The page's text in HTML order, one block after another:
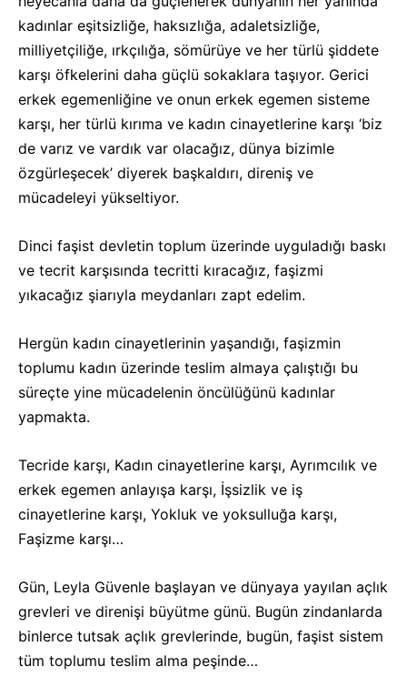
kadınlar eşitsizliğe, haksızlığa, adaletsizliğe,
milliyetçiliğe, ırkçılığa, sömürüye ve her türlü şiddete
karşı öfkelerini daha güçlü sokaklara taşıyor. Gerici
erkek egemenliğine ve onun erkek egemen sisteme
karşı, her türlü kırıma ve kadın cinayetlerine karşı ‘biz
de varız ve vardık var olacağız, dünya bizimle
özgürleşecek’ diyerek başkaldırı, direniş ve
mücadeleyi yükseltiyor.
Dinci faşist devletin toplum üzerinde uyguladığı baskı
ve tecrit karşısında tecritti kıracağız, faşizmi
yıkacağız şiarıyla meydanları zapt edelim.
Hergün kadın cinayetlerinin yaşandığı, faşizmin
toplumu kadın üzerinde teslim almaya çalıştığı bu
süreçte yine mücadelenin öncülüğünü kadınlar
yapmakta.
Tecride karşı, Kadın cinayetlerine karşı, Ayrımcılık ve
erkek egemen anlayışa karşı, İşsizlik ve iş
cinayetlerine karşı, Yokluk ve yoksulluğa karşı,
Faşizme karşı…
Gün, Leyla Güvenle başlayan ve dünyaya yayılan açlık
grevleri ve direnişi büyütme günü. Bugün zindanlarda
binlerce tutsak açlık grevlerinde, bugün, faşist sistem
tüm toplumu teslim alma peşinde…